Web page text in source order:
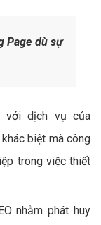
Page dù sự
với dịch vụ của
biệt mà công
trong việc thiết
nhằm phát huy